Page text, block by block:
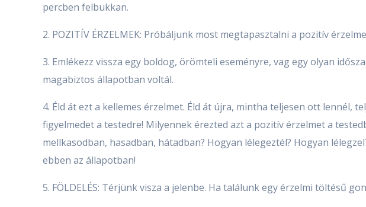
percben felbukkan.
2. POZITÍV ÉRZELMEK: Próbáljunk most megtapasztalni a pozitív
3. Emlékezz vissza egy boldog, örömteli eseményre, vag egy olyan
magabiztos állapotban voltál.
4. Éld át ezt a kellemes érzelmet. Éld át újra, mintha teljesen ott lennél,
figyelmedet a testedre! Milyennek érezted azt a pozitív érzelmet a
mellkasodban, hasadban, hátadban? Hogyan lélegeztél? Hogyan
ebben az állapotban!
5. FÖLDELÉS: Térjünk visza a jelenbe. Ha találunk egy érzelmi töltésű